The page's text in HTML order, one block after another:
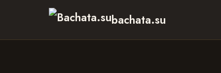
bachata.su